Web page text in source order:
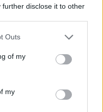
further disclose it to other
one or more Google
You may click to
its third-party tags to
in below Google
Outs
of my
my